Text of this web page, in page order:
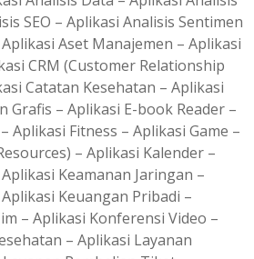
SEO – Aplikasi Analisis Sentimen
Aset Manajemen – Aplikasi
CRM (Customer Relationship
Catatan Kesehatan – Aplikasi
Grafis – Aplikasi E-book Reader –
Aplikasi Fitness – Aplikasi Game –
– Aplikasi Kalender –
Keamanan Jaringan –
Keuangan Pribadi –
– Aplikasi Konferensi Video –
– Aplikasi Layanan